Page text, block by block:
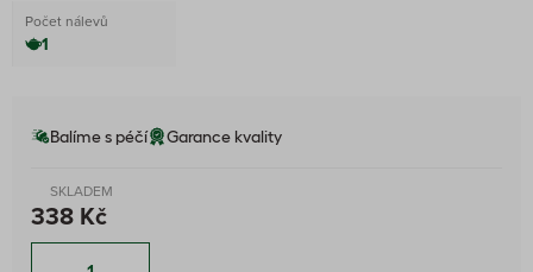
Počet nálevů
1
Balíme s péčí Garance kvality
SKLADEM
338 Kč